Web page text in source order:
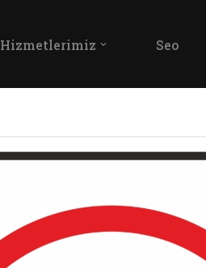
Hizmetlerimiz Seo